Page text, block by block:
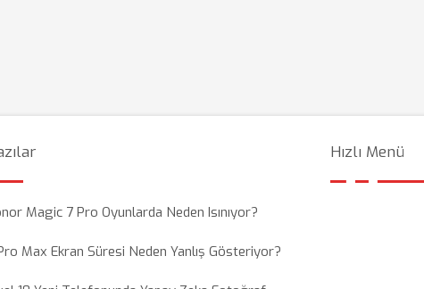
Magic 7 Pro Oyunlarda Neden Isınıyor?
Max Ekran Süresi Neden Yanlış Gösteriyor?
Hızlı Menü